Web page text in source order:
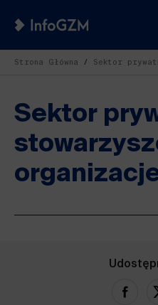
Strona Główna Sektor
Sektor